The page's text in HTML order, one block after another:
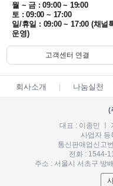
월 ~ 금 : 09:00 ~ 19:00
토 : 09:00 ~ 17:00
일/휴일 : 09:00 ~ 17:00 (채널
운영)
고객센터 연결
회사소개 나눔실천
(
대표 : 이종민 ㅣ
사업자
통신판매업신고
전화 : 1544-
주소 : 서울시 서초구 방